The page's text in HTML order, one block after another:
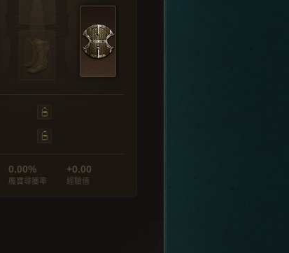
0.00%
魔寶尋獲率
+0.00
經驗值